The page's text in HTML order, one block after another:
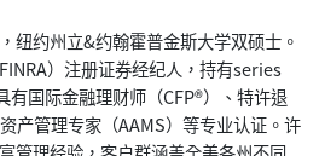
纽约州立&约翰霍普金斯大学双硕士。
）注册证券经纪人，持有series
国际金融理财师（CFP®）、特许退
产管理专家（AAMS）等专业认证。许